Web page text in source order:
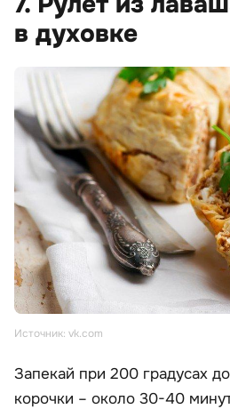
в духовке
Источник: vk.com
Запекай при 200 градусах
корочки – около 30-40